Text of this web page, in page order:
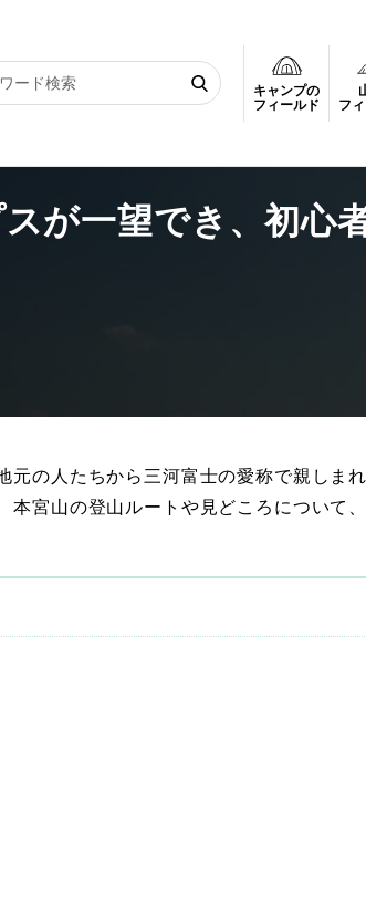
キャンプの
フィールド
フ
者にもおすすめ
が一望でき、初心
元の人たちから三河富士の愛称で親しま
本宮山の登山ルートや見どころについて